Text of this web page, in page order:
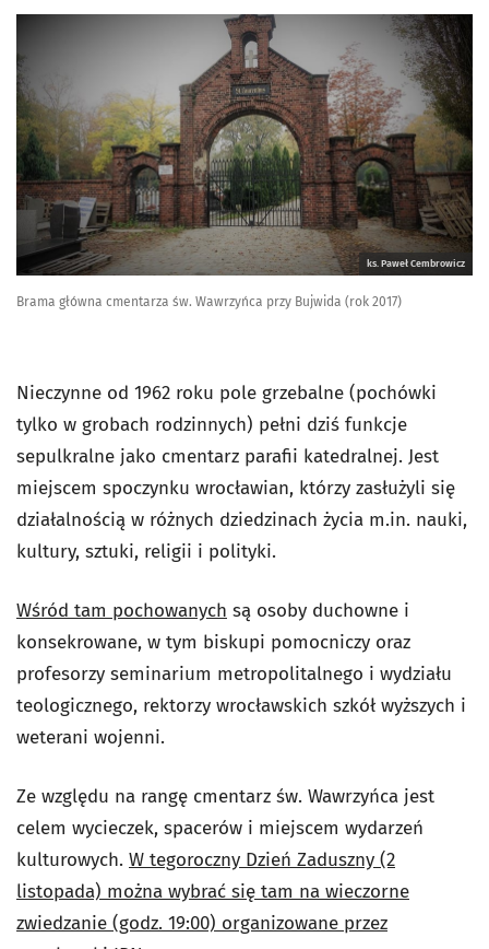
ks. Paweł Cembrowicz
Brama główna cmentarza św. Wawrzyńca przy Bujwida (rok 2017)
Nieczynne od 1962 roku pole grzebalne (pochówki
tylko w grobach rodzinnych) pełni dziś funkcje
sepulkralne jako cmentarz parafii katedralnej. Jest
miejscem spoczynku wrocławian, którzy zasłużyli się
działalnością w różnych dziedzinach życia m.in. nauki,
kultury, sztuki, religii i polityki.
Wśród tam pochowanych są osoby duchowne i
konsekrowane, w tym biskupi pomocniczy oraz
profesorzy seminarium metropolitalnego i wydziału
teologicznego, rektorzy wrocławskich szkół wyższych i
weterani wojenni.
Ze względu na rangę cmentarz św. Wawrzyńca jest
celem wycieczek, spacerów i miejscem wydarzeń
kulturowych. W tegoroczny Dzień Zaduszny (2
listopada) można wybrać się tam na wieczorne
zwiedzanie (godz. 19:00) organizowane przez